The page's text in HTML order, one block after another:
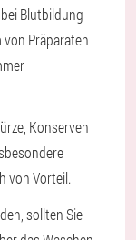
Blutbildung
Präparaten
Konserven
von Vorteil.
sollten Sie